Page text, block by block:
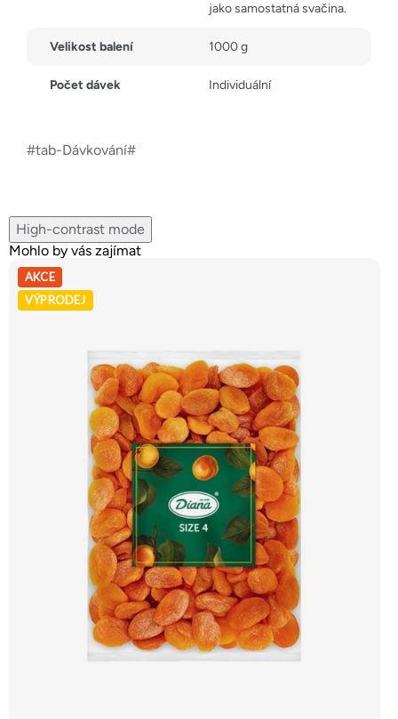
jako samostatná svačina.
Velikost balení 1000 g
Počet dávek Individuální
#tab-Dávkování#
High-contrast mode
Mohlo by vás zajímat
AKCE
VÝPRODEJ